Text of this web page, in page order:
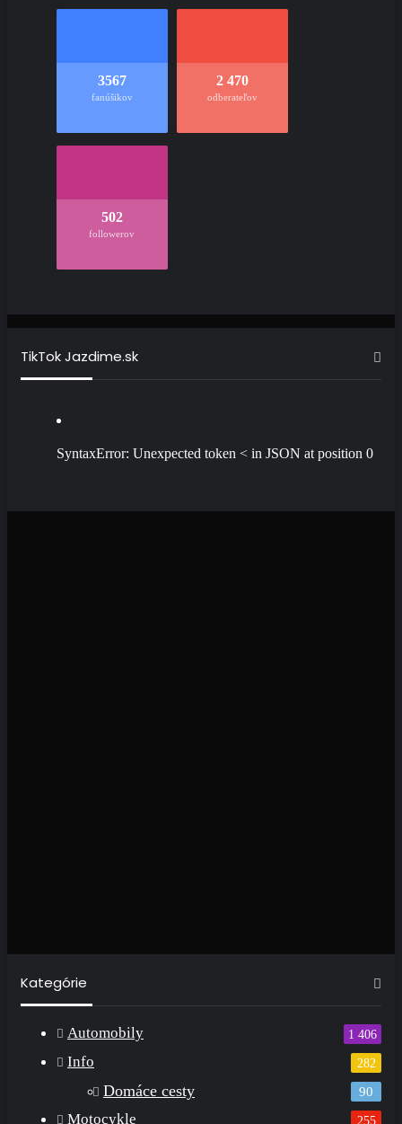
3567
fanúšikov
2 470
odberateľov
502
followerov
TikTok Jazdime.sk
SyntaxError: Unexpected token < in JSON at position 0
Kategórie
Automobily 1 406
Info 282
Domáce cesty 90
Motocykle 255